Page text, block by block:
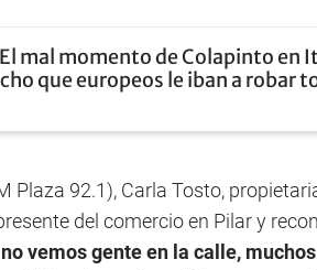
El mal momento de Colapinto en
que europeos le iban a robar
Plaza 92.1), Carla Tosto,
del comercio en Pilar y
vemos gente en la calle,